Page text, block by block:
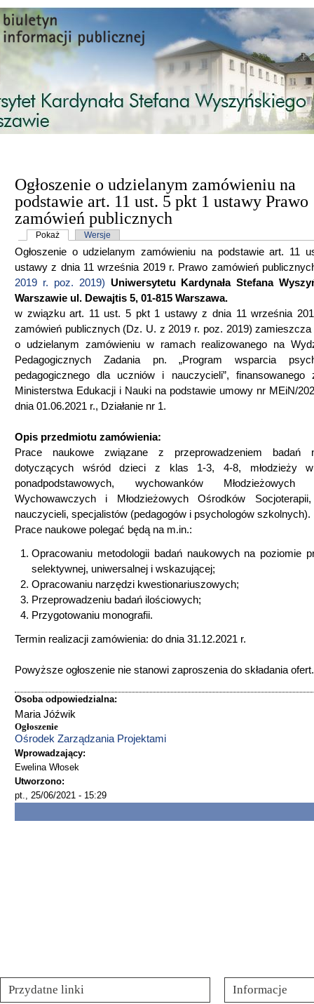
Przejdź do treści
Ogłoszenie o udzielanym zamówieniu na
podstawie art. 11 ust. 5 pkt 1 ustawy Prawo
zamówień publicznych
Karty podstawowe
Pokaż (aktywna karta)
Wersje
Ogłoszenie o udzielanym zamówieniu na podstawie art. 11
ustawy z dnia 11 września 2019 r. Prawo zamówień
2019 r. poz. 2019) Uniwersytetu Kardynała Stefana
Warszawie ul. Dewajtis 5, 01-815 Warszawa.
w związku art. 11 ust. 5 pkt 1 ustawy z dnia 11 września
zamówień publicznych (Dz. U. z 2019 r. poz. 2019) zamieszcza
o udzielanym zamówieniu w ramach realizowanego na
Pedagogicznych Zadania pn. „Program wsparcia
pedagogicznego dla uczniów i nauczycieli”, finansowanego
Ministerstwa Edukacji i Nauki na podstawie umowy nr MEiN/
dnia 01.06.2021 r., Działanie nr 1.
Opis przedmiotu zamówienia:
Prace naukowe związane z przeprowadzeniem badań
dotyczących wśród dzieci z klas 1-3, 4-8, młodzieży w
ponadpodstawowych, wychowanków Młodzieżowych
Wychowawczych i Młodzieżowych Ośrodków
nauczycieli, specjalistów (pedagogów i psychologów szkolnych).
Prace naukowe polegać będą na m.in.:
Opracowaniu metodologii badań naukowych na poziomie
selektywnej, uniwersalnej i wskazującej;
Opracowaniu narzędzi kwestionariuszowych;
Przeprowadzeniu badań ilościowych;
Przygotowaniu monografii.
Termin realizacji zamówienia: do dnia 31.12.2021 r.
Powyższe ogłoszenie nie stanowi zaproszenia do składania ofert.
Osoba odpowiedzialna:
Maria Jóźwik
Ogłoszenie
Ośrodek Zarządzania Projektami
Wprowadzający:
Ewelina Włosek
Utworzono:
pt., 25/06/2021 - 15:29
Przydatne linki Informacje